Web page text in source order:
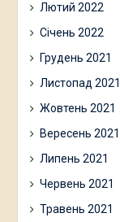
Лютий 2022
Січень 2022
Грудень 2021
Листопад 2021
Жовтень 2021
Вересень 2021
Липень 2021
Червень 2021
Травень 2021